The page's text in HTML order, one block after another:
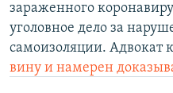
зараженного
уголовное дело за
самоизоляции. Адвокат
вину и намерен